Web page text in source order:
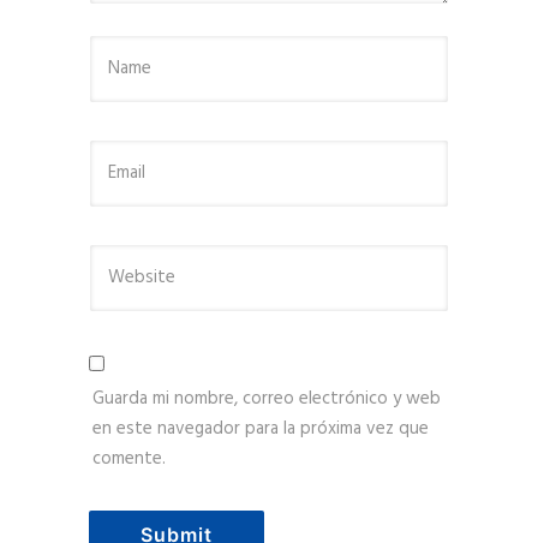
Guarda mi nombre, correo electrónico y web
en este navegador para la próxima vez que
comente.